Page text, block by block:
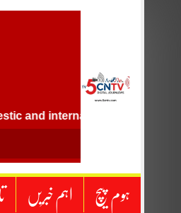
international flight ticket
ہوم پیچ اہم خبریں